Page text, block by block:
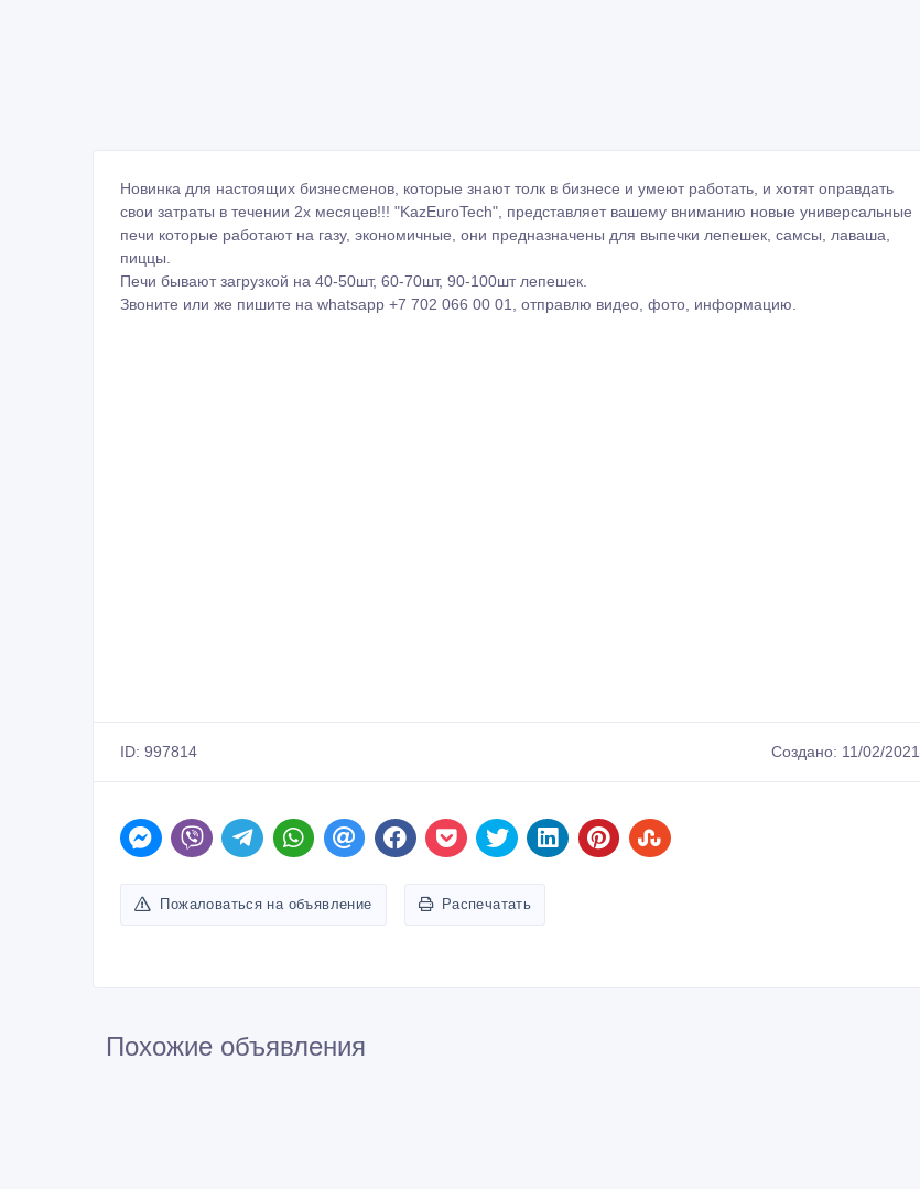
Новинка для настоящих бизнесменов, которые знают толк в бизнесе и умеют работать, и хотят оправдать
свои затраты в течении 2х месяцев!!! "KazEuroTech", представляет вашему вниманию новые универсальные
печи которые работают на газу, экономичные, они предназначены для выпечки лепешек, самсы, лаваша,
пиццы.
Печи бывают загрузкой на 40-50шт, 60-70шт, 90-100шт лепешек.
Звоните или же пишите на whatsapp +7 702 066 00 01, отправлю видео, фото, информацию.
ID: 997814 Создано: 11/02/2021
Пожаловаться на объявление Распечатать
Похожие объявления